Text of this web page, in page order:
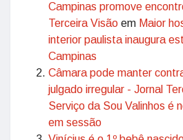
Campinas promove
Terceira Visão em Maior
interior paulista inaugura
Campinas
Câmara pode manter
julgado irregular - Jornal
Serviço da Sou Valinhos é
em sessão